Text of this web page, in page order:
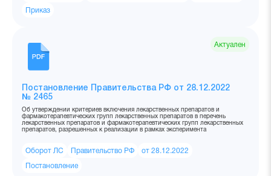
Приказ
Актуален
Постановление Правительства РФ от 28.12.2022
№ 2465
Об утверждении критериев включения лекарственных препаратов и
фармакотерапевтических групп лекарственных препаратов в перечень
лекарственных препаратов и фармакотерапевтических групп лекарственных
препаратов, разрешенных к реализации в рамках эксперимента
Оборот ЛС Правительство РФ от 28.12.2022
Постановление